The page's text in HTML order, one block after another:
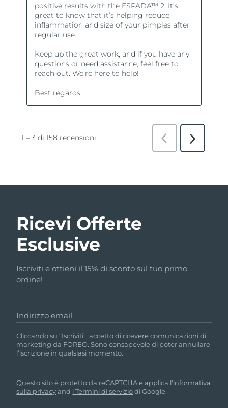
Ricevi Offerte
Esclusive
Iscriviti e ottieni il 15% di sconto sul tuo primo
ordine!
Indirizzo email
Cliccando su “Iscriviti”, accetto di ricevere comunicazioni di
marketing da FOREO. Sono consapevole di poter annullare
l’iscrizione in qualsiasi momento.
Questo sito è protetto da reCAPTCHA e applica l'informativa
sulla privacyand i Termini di serviziodi Google.